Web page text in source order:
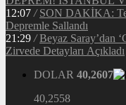
12:07 / SON DAKİKA:
Depremle Sallandı
21:29 / Beyaz Saray’dan
Zirvede Detayları Açıkladı
DOLAR 40,2607
40,2558